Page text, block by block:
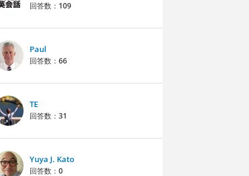
回答数： 109
Paul
回答数： 66
TE
回答数： 31
Yuya J. Kato
回答数： 0